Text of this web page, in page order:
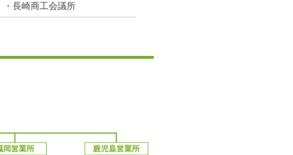
長崎商工会議所